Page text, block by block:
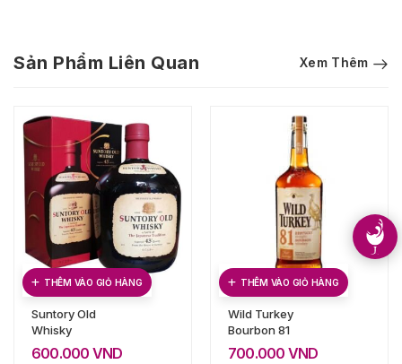
Sản Phẩm Liên Quan Xem Thêm
THÊM VÀO GIỎ HÀNG
Suntory Old
Whisky
600.000 VND
THÊM VÀO GIỎ HÀNG
Wild Turkey
Bourbon 81
700.000 VND